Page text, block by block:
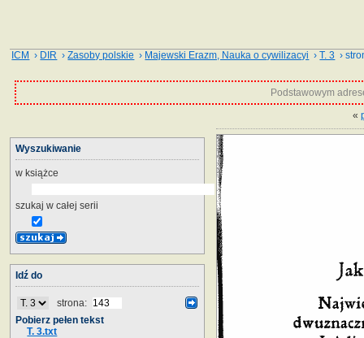
ICM › DIR ›Zasoby polskie › Majewski Erazm, Nauka o cywilizacyi ›T. 3 ›
Podstawowym
«
Wyszukiwanie
w książce
szukaj w całej serii
Idź do
strona:
Pobierz pełen tekst
T. 3.txt